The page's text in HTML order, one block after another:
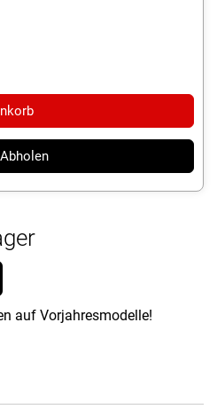
auf Vorjahresmodelle!